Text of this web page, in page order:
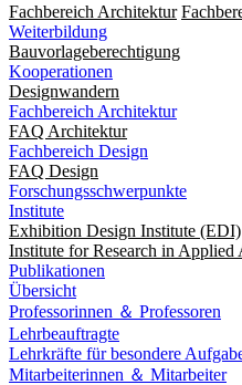
Fachbereich Architektur
Weiterbildung
Bauvorlageberechtigung
Kooperationen
Designwandern
Fachbereich Architektur
FAQ Architektur
Fachbereich Design
FAQ Design
Forschungsschwerpunkte
Institute
Exhibition Design Institute (EDI)
Institute for Research in
Publikationen
Übersicht
Professorinnen ＆ Professoren
Lehrbeauftragte
Lehrkräfte für besondere
Mitarbeiterinnen ＆ Mitarbeiter